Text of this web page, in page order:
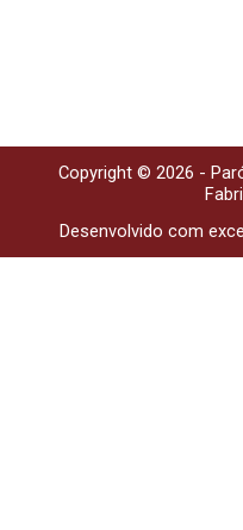
Copyright © 2026 -
Desenvolvido com